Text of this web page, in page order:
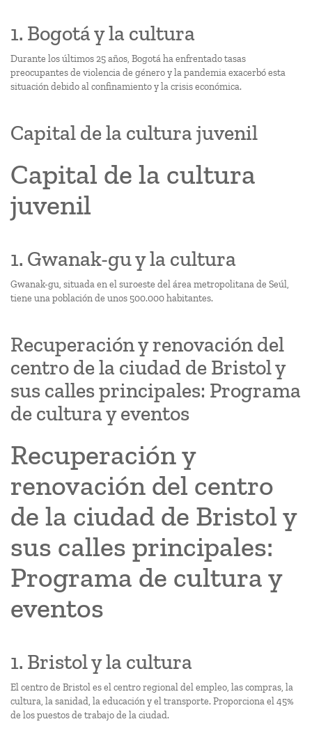
1. Bogotá y la cultura
Durante los últimos 25 años, Bogotá ha enfrentado tasas
preocupantes de violencia de género y la pandemia exacerbó esta
situación debido al confinamiento y la crisis económica.
Capital de la cultura juvenil
Capital de la cultura
juvenil
1. Gwanak-gu y la cultura
Gwanak-gu, situada en el suroeste del área metropolitana de Seúl,
tiene una población de unos 500.000 habitantes.
Recuperación y renovación del
centro de la ciudad de Bristol y
sus calles principales: Programa
de cultura y eventos
Recuperación y
renovación del centro
de la ciudad de Bristol y
sus calles principales:
Programa de cultura y
eventos
1. Bristol y la cultura
El centro de Bristol es el centro regional del empleo, las compras, la
cultura, la sanidad, la educación y el transporte. Proporciona el 45%
de los puestos de trabajo de la ciudad.